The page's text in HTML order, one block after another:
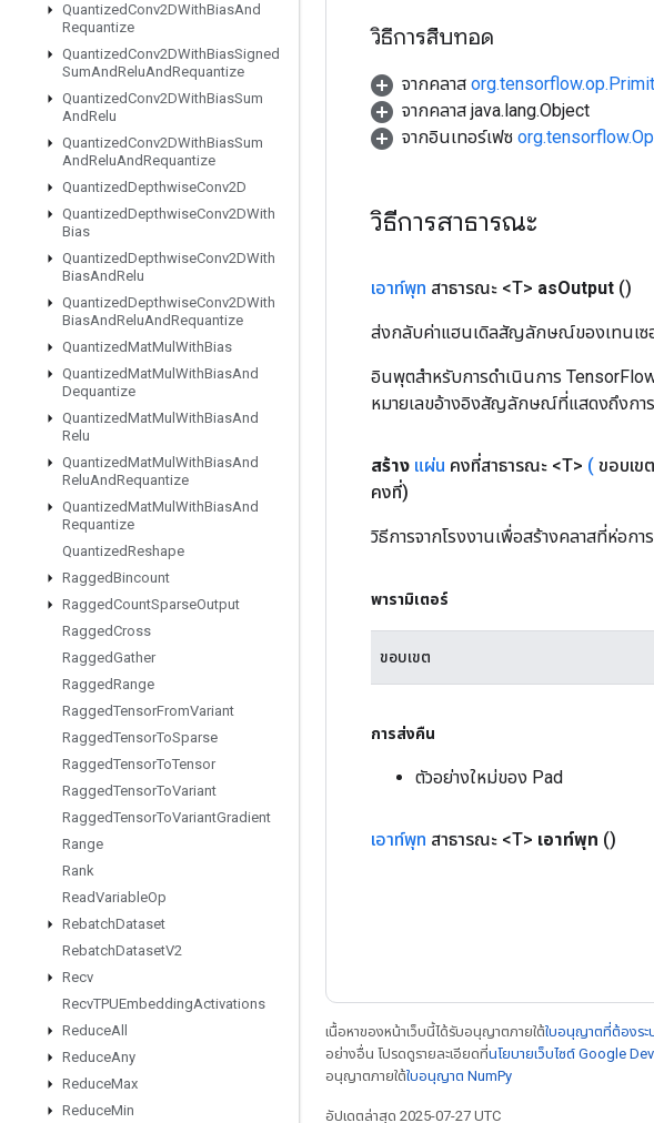
QuantizedConv2DWithBiasAnd
Requantize
QuantizedConv2DWithBiasSigned
SumAndReluAndRequantize
QuantizedConv2DWithBiasSum
AndRelu
QuantizedConv2DWithBiasSum
AndReluAndRequantize
QuantizedDepthwiseConv2D
QuantizedDepthwiseConv2DWith
Bias
QuantizedDepthwiseConv2DWith
BiasAndRelu
QuantizedDepthwiseConv2DWith
BiasAndReluAndRequantize
QuantizedMatMul WithBias
QuantizedMatMul WithBiasAnd
Dequantize
QuantizedMatMul WithBiasAnd
Relu
QuantizedMatMul WithBiasAnd
ReluAndRequantize
QuantizedMatMul WithBiasAnd
Requantize
QuantizedReshape
RaggedBincount
RaggedCountSparseOutput
RaggedCross
RaggedGather
RaggedRange
RaggedTensorFromVariant
RaggedTensorToSparse
RaggedTensorToTensor
RaggedTensorToVariant
RaggedTensorToVariantGradient
Range
Rank
ReadVariableOp
RebatchDataset
RebatchDatasetV2
Recv
RecvTPUEmbeddingActivations
ReduceAll
ReduceAny
ReduceMax
ReduceMin
วิธีการสืบทอด
จากคลาส
จากคลาส java.lang.Object
จากอินเทอร์เฟซ
วิธีการสาธารณะ
เอาท์พุท สาธารณะ <T> asOutput ()
ส่งกลับค่าแฮนเดิลสัญลักษณ์ของเทนเซ
อินพุตสำหรับการดำเนินการ
หมายเลขอ้างอิงสัญลักษณ์ที่แสดงถึงก
สร้าง แผ่น คงที่สาธารณะ <T> ( ขอบเขต
คงที่)
วิธีการจากโรงงานเพื่อสร้างคลาสที่ห่อกา
พารามิเตอร์
ขอบเขต
การส่งคืน
ตัวอย่างใหม่ของ Pad
เอาท์พุท สาธารณะ <T> เอาท์พุท ()
เนื้อหาของหน้าเว็บนี้ได้รับอนุญาตภายใต้ใบอนุญาตที่ต้องร
อย่างอื่น โปรดดูรายละเอียดที่นโยบายเว็บไซต์ Google
อนุญาตภายใต้ใบอนุญาต NumPy
อัปเดตล่าสุด 2025-07-27 UTC